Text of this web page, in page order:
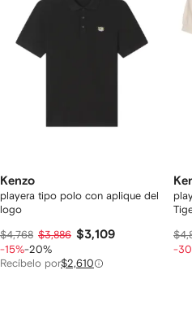
Kenzo
playera tipo polo con aplique del
logo
$4,768 $3,886 $3,109
-15%-20%
Recíbelo por$2,610
-